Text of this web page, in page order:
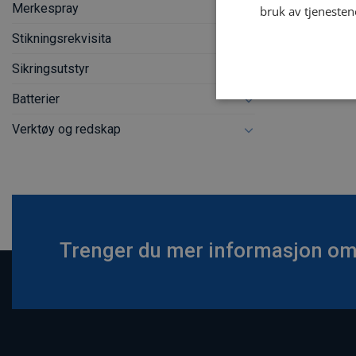
Merkespray
Stikningsrekvisita
Sikringsutstyr
Batterier
Verktøy og redskap
Trenger du mer informasjon
bruk av